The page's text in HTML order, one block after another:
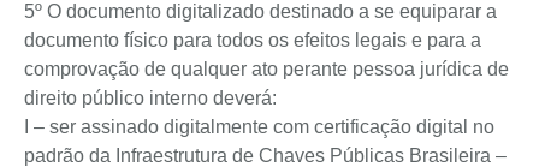
5º O documento digitalizado destinado a se equiparar a
documento físico para todos os efeitos legais e para a
comprovação de qualquer ato perante pessoa jurídica de
direito público interno deverá:
I – ser assinado digitalmente com certificação digital no
padrão da Infraestrutura de Chaves Públicas Brasileira –